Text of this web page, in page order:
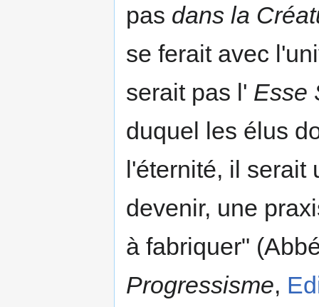
pas dans la
se ferait avec
serait pas l' Esse
duquel les élus
l'éternité, il serait
devenir, une
à fabriquer"
Progressisme,